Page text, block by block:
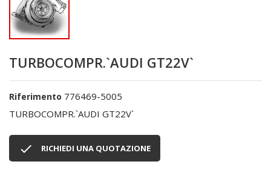
TURBOCOMPR.`AUDI GT22V`
Riferimento 776469-5005
TURBOCOMPR.`AUDI GT22V`
 RICHIEDI UNA QUOTAZIONE